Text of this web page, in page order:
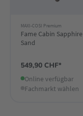
MAXI-COSI Premium
Fame Cabin Sapphire
Sand
549,90 CHF*
Online verfügbar
Fachmarkt wählen